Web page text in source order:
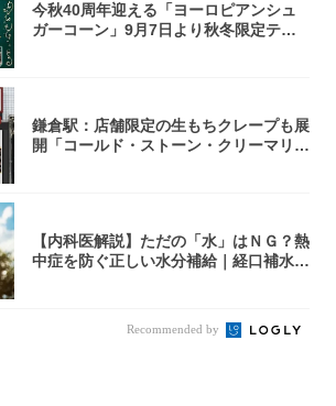
今秋40周年迎える「ヨーロピアンシュ
ガーコーン」9月7日より秋冬限定ティ
鎌倉駅：店舗限定の生もちクレープも展
開「コールド・ストーン・クリーマリ
【内科医解説】ただの「水」はＮＧ？熱
中症を防ぐ正しい水分補給｜経口補水
Recommended by